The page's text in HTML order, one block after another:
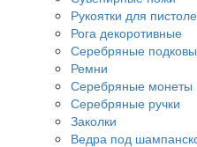
Рукоятки для
Рога декоротивные
Серебряные подковы
Ремни
Серебряные монеты
Серебряные ручки
Заколки
Ведра под